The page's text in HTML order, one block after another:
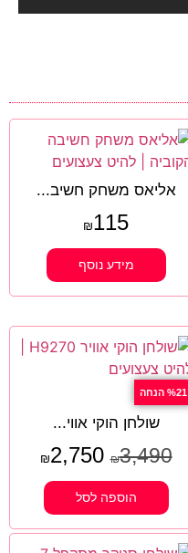
אליאס משחק חשיב...
₪115
מידע נוסף
%21 הנחה
שולחן הוקי אווי...
₪3,490
₪2,750
הוספה לסל